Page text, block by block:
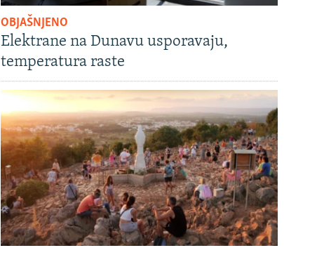
OBJAŠNJENO
Elektrane na Dunavu usporavaju,
temperatura raste